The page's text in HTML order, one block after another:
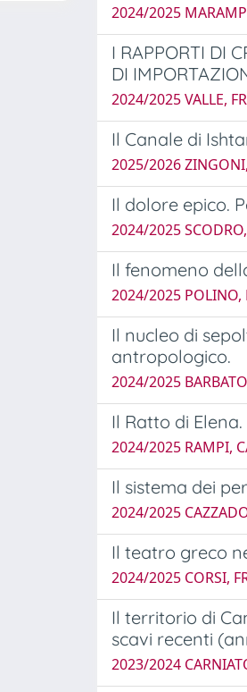
2024/2025
I RAPPORTI DI
DI
2024/2025 VALLE,
Il Canale di
2025/2026
Il dolore epico.
2024/2025
Il fenomeno
2024/2025 POLINO,
Il nucleo di
antropologico.
2024/2025
Il Ratto di
2024/2025 RAMPI,
Il sistema dei
2024/2025
Il teatro greco
2024/2025 CORSI,
Il territorio di
scavi recenti
2023/2024